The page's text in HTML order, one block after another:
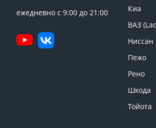
ежедневно с 9:00 до 21:00
Киа
ВАЗ
Ниссан
Пежо
Рено
Шкода
Тойота